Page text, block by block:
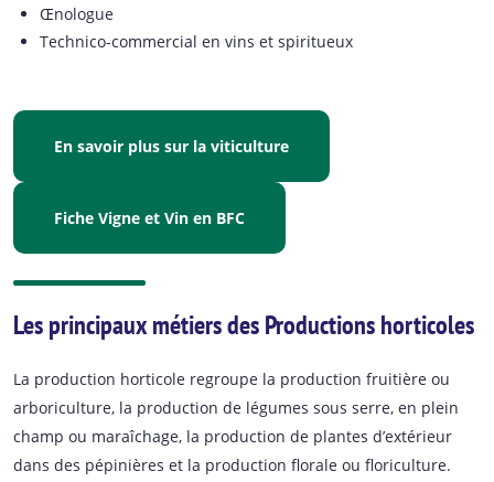
Œnologue
Technico-commercial en vins et spiritueux
En savoir plus sur la viticulture
Fiche Vigne et Vin en BFC
Les principaux métiers des Productions horticoles
La production horticole regroupe la production fruitière ou
arboriculture, la production de légumes sous serre, en plein
champ ou maraîchage, la production de plantes d’extérieur
dans des pépinières et la production florale ou floriculture.